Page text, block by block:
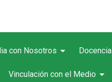
con Nosotros arrow_drop_down Docencia
Vinculación con el Medio arrow_drop_down